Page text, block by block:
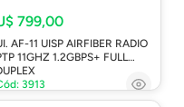
799,00
AF-11 UISP AIRFIBER RADIO
11GHZ 1.2GBPS+ FULL
3913